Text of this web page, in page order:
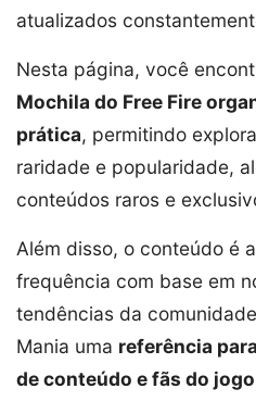
atualizados
Nesta página, você
Mochila do Free Fire
prática, permitindo
raridade e popularidade,
conteúdos raros e
Além disso, o conteúdo é
frequência com base em
tendências da
Mania uma referência
de conteúdo e fãs do jogo